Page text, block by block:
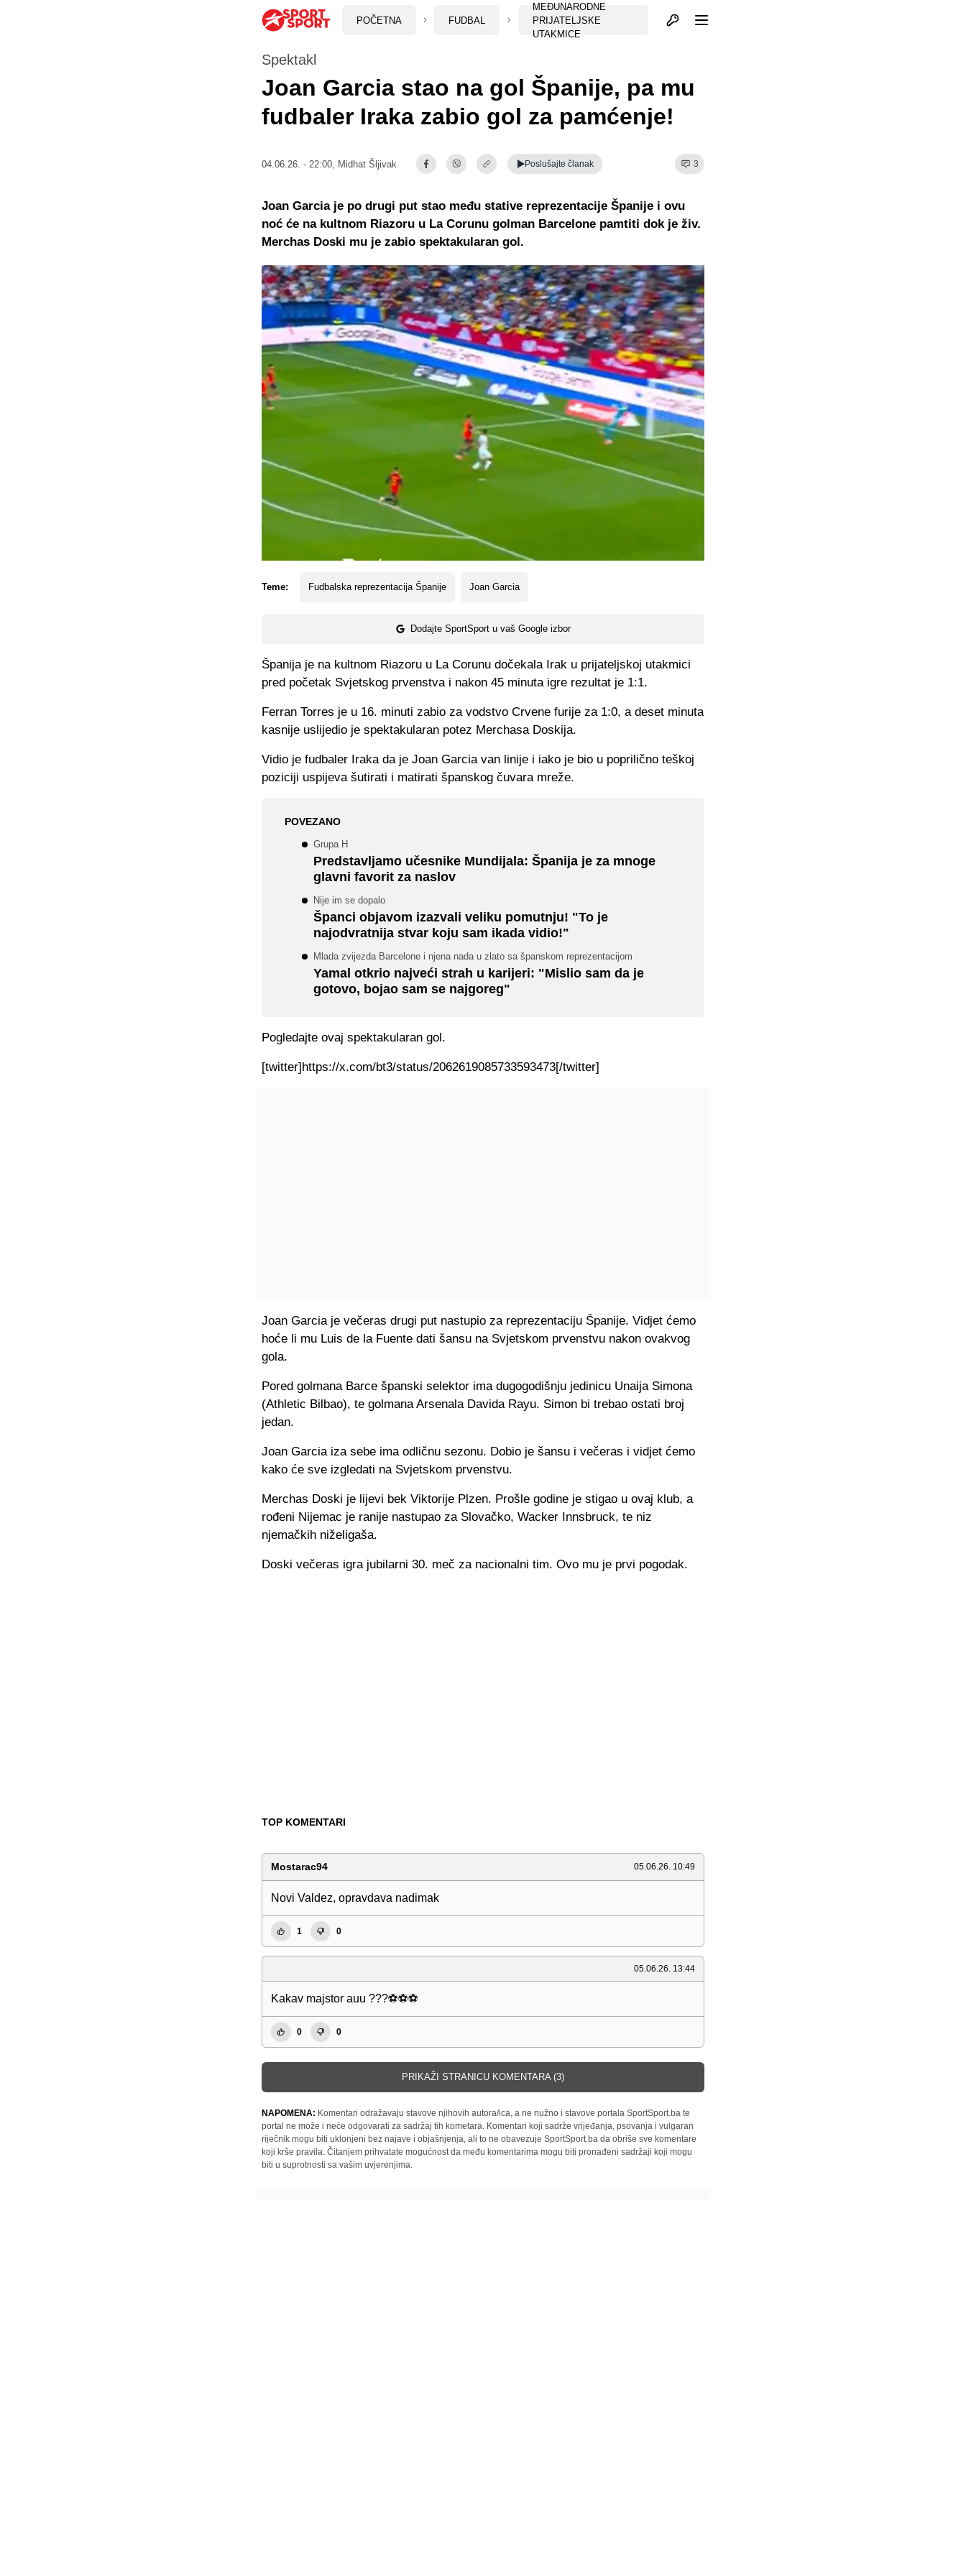
POČETNA FUDBAL
MEĐUNARODNE
PRIJATELJSKE
UTAKMICE
Otvori profil
Spektakl
Joan Garcia stao na gol Španije, pa mu
fudbaler Iraka zabio gol za pamćenje!
04.06.26. - 22:00, Midhat Šljivak Poslušajte članak 3
Teme: Fudbalska reprezentacija Španije Joan Garcia
Dodajte SportSport u vaš Google izbor
Joan Garcia je po drugi put stao među stative reprezentacije Španije i ovu
noć će na kultnom Riazoru u La Corunu golman Barcelone pamtiti dok je živ.
Merchas Doski mu je zabio spektakularan gol.
Španija je na kultnom Riazoru u La Corunu dočekala Irak u prijateljskoj utakmici
pred početak Svjetskog prvenstva i nakon 45 minuta igre rezultat je 1:1.
Ferran Torres je u 16. minuti zabio za vodstvo Crvene furije za 1:0, a deset minuta
kasnije uslijedio je spektakularan potez Merchasa Doskija.
Vidio je fudbaler Iraka da je Joan Garcia van linije i iako je bio u poprilično teškoj
poziciji uspijeva šutirati i matirati španskog čuvara mreže.
POVEZANO
Grupa H
Predstavljamo učesnike Mundijala: Španija je za mnoge
glavni favorit za naslov
Nije im se dopalo
Španci objavom izazvali veliku pomutnju! "To je
najodvratnija stvar koju sam ikada vidio!"
Mlada zvijezda Barcelone i njena nada u zlato sa španskom reprezentacijom
Yamal otkrio najveći strah u karijeri: "Mislio sam da je
gotovo, bojao sam se najgoreg"
Pogledajte ovaj spektakularan gol.
[twitter]https://x.com/bt3/status/2062619085733593473[/twitter]
Joan Garcia je večeras drugi put nastupio za reprezentaciju Španije. Vidjet ćemo
hoće li mu Luis de la Fuente dati šansu na Svjetskom prvenstvu nakon ovakvog
gola.
Pored golmana Barce španski selektor ima dugogodišnju jedinicu Unaija Simona
(Athletic Bilbao), te golmana Arsenala Davida Rayu. Simon bi trebao ostati broj
jedan.
Joan Garcia iza sebe ima odličnu sezonu. Dobio je šansu i večeras i vidjet ćemo
kako će sve izgledati na Svjetskom prvenstvu.
Merchas Doski je lijevi bek Viktorije Plzen. Prošle godine je stigao u ovaj klub, a
rođeni Nijemac je ranije nastupao za Slovačko, Wacker Innsbruck, te niz
njemačkih niželigaša.
Doski večeras igra jubilarni 30. meč za nacionalni tim. Ovo mu je prvi pogodak.
TOP KOMENTARI
Mostarac94 05.06.26. 10:49
Novi Valdez, opravdava nadimak
1 0
05.06.26. 13:44
Kakav majstor auu ???⚽️⚽️⚽️
0 0
PRIKAŽI STRANICU KOMENTARA (3)
NAPOMENA: Komentari odražavaju stavove njihovih autora/ica, a ne nužno i stavove portala SportSport.ba te
portal ne može i neće odgovarati za sadržaj tih kometara. Komentari koji sadrže vrijeđanja, psovanja i vulgaran
riječnik mogu biti uklonjeni bez najave i objašnjenja, ali to ne obavezuje SportSport.ba da obriše sve komentare
koji krše pravila. Čitanjem prihvatate mogućnost da među komentarima mogu biti pronađeni sadržaji koji mogu
biti u suprotnosti sa vašim uvjerenjima.